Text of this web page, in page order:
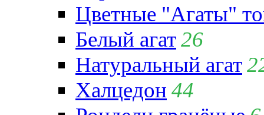
Цветные "Агаты"
Белый агат26
Натуральный агат
Халцедон 44